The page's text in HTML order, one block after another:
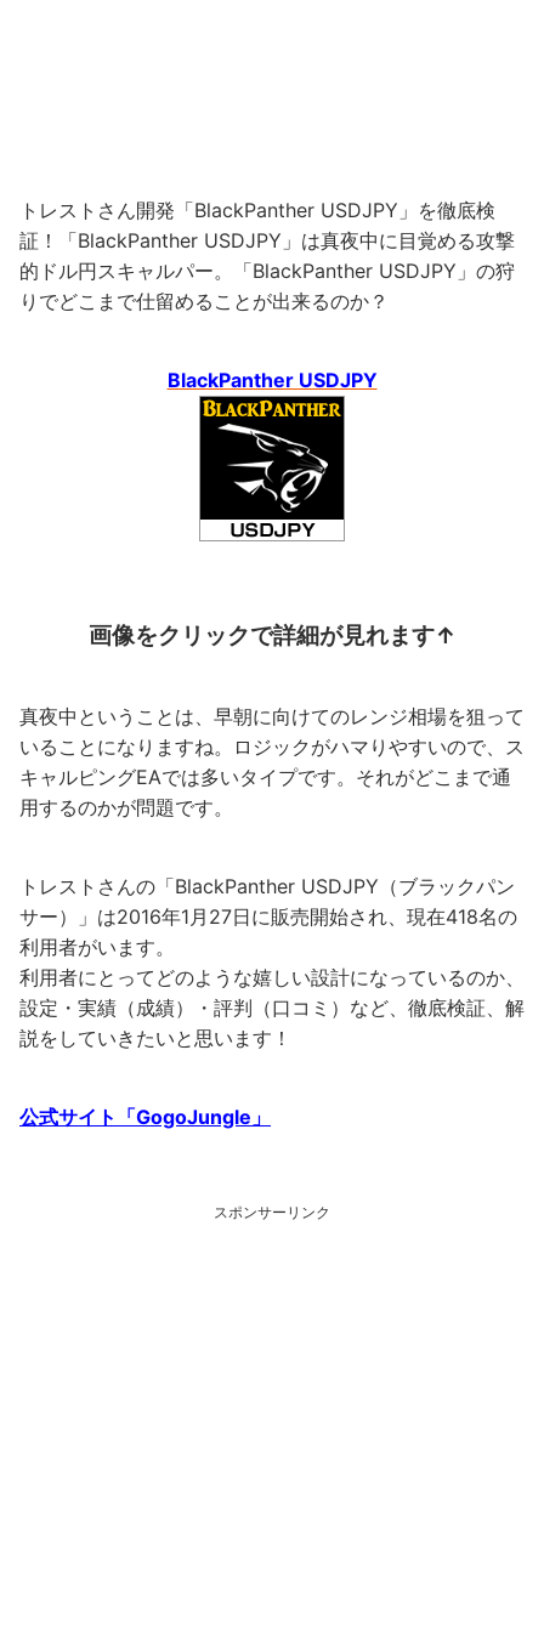
トレストさん開発「BlackPanther USDJPY」を徹底検
証！「BlackPanther USDJPY」は真夜中に目覚める攻撃
的ドル円スキャルパー。「BlackPanther USDJPY」の狩
りでどこまで仕留めることが出来るのか？
BlackPanther USDJPY
画像をクリックで詳細が見れます↑
真夜中ということは、早朝に向けてのレンジ相場を狙って
いることになりますね。ロジックがハマりやすいので、ス
キャルピングEAでは多いタイプです。それがどこまで通
用するのかが問題です。
トレストさんの「BlackPanther USDJPY（ブラックパン
サー）」は2016年1月27日に販売開始され、現在418名の
利用者がいます。
利用者にとってどのような嬉しい設計になっているのか、
設定・実績（成績）・評判（口コミ）など、徹底検証、解
説をしていきたいと思います！
公式サイト「GogoJungle」
スポンサーリンク